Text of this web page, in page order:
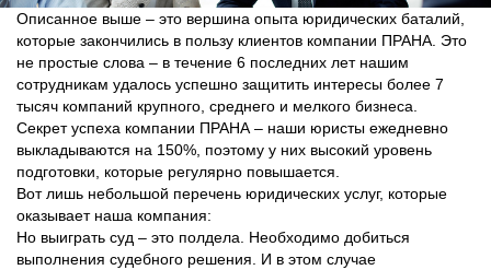
Описанное выше – это вершина опыта юридических баталий,
которые закончились в пользу клиентов компании ПРАНА. Это
не простые слова – в течение 6 последних лет нашим
сотрудникам удалось успешно защитить интересы более 7
тысяч компаний крупного, среднего и мелкого бизнеса.
Секрет успеха компании ПРАНА – наши юристы ежедневно
выкладываются на 150%, поэтому у них высокий уровень
подготовки, которые регулярно повышается.
Вот лишь небольшой перечень юридических услуг, которые
оказывает наша компания:
Но выиграть суд – это полдела. Необходимо добиться
выполнения судебного решения. И в этом случае